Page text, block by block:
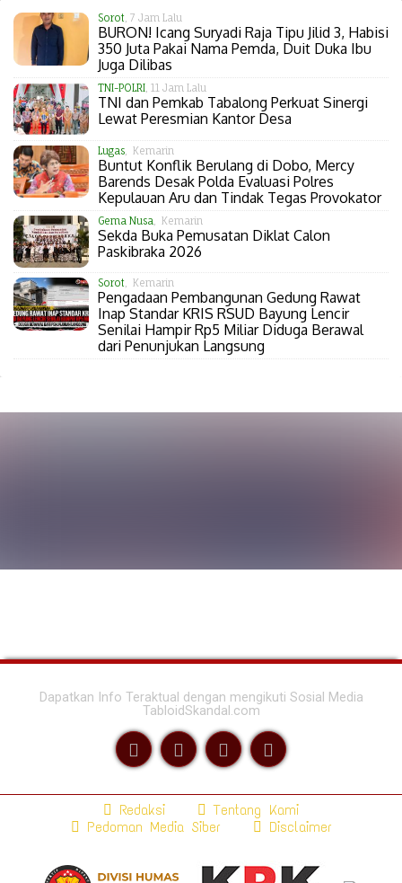
Sorot, 7 Jam Lalu
BURON! Icang Suryadi Raja Tipu Jilid 3, Habisi
350 Juta Pakai Nama Pemda, Duit Duka Ibu
Juga Dilibas
TNI-POLRI, 11 Jam Lalu
TNI dan Pemkab Tabalong Perkuat Sinergi
Lewat Peresmian Kantor Desa
Lugas, Kemarin
Buntut Konflik Berulang di Dobo, Mercy
Barends Desak Polda Evaluasi Polres
Kepulauan Aru dan Tindak Tegas Provokator
Gema Nusa , Kemarin
Sekda Buka Pemusatan Diklat Calon
Paskibraka 2026
Sorot, Kemarin
Pengadaan Pembangunan Gedung Rawat
Inap Standar KRIS RSUD Bayung Lencir
Senilai Hampir Rp5 Miliar Diduga Berawal
dari Penunjukan Langsung
Dapatkan Info Teraktual dengan mengikuti Sosial Media
TabloidSkandal.com
Redaksi
Tentang Kami
Pedoman Media Siber
Disclaimer